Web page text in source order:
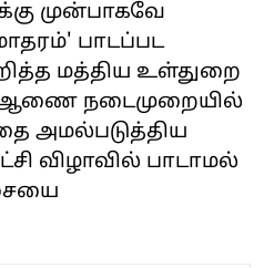
முன்பாகவே
பாடப்பட
மத்திய உள்துறை
நடைமுறையில்
அமல்படுத்திய
விழாவில் பாடாமல்